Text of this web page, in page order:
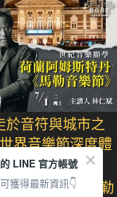
於音符與城市之
界音樂節深度體
驗趣
阿姆斯特丹-馬勒
LINE 官方帳號
獲得最新資訊👇